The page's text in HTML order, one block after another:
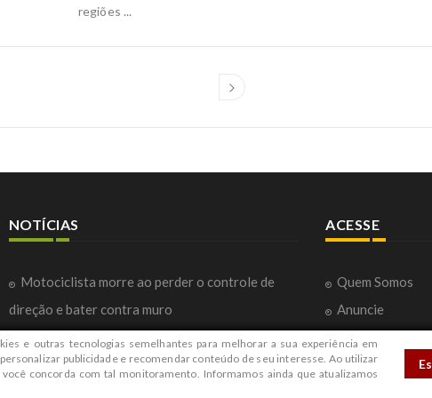
Vídeo: idoso é agredido a socos e chutes em BH após briga por cão encostar
condenado a 48 anos de prisão - O GLOBO
UOL Economia
Vídeo contradiz Rota sobre morte apresentada 4h depois em delegacia Veja -
Metrópoles
regiões ...
e outras tecnologias semelhantes para melhorar a sua experiência em
publicidade e recomendar conteúdo de seu interesse. Ao utilizar
concorda com tal monitoramento. Informamos ainda que atualizamos
NOTÍCIAS
Motociclista morre ao perder o controle de
direção e bater contra muro
Carro bate em poste, capota e deixa motorista
gravemente ferido
ACESSE
Quem Somos
Anuncie
Fale com a
Contato